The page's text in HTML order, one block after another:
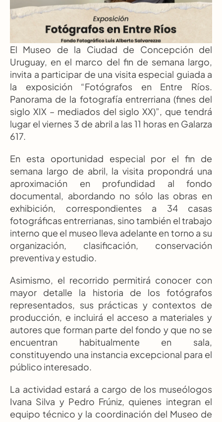
El Museo de la Ciudad de Concepción del
Uruguay, en el marco del fin de semana largo,
invita a participar de una visita especial guiada a
la exposición “Fotógrafos en Entre Ríos.
Panorama de la fotografía entrerriana (fines del
siglo XIX – mediados del siglo XX)”, que tendrá
lugar el viernes 3 de abril a las 11 horas en Galarza
617.
En esta oportunidad especial por el fin de
semana largo de abril, la visita propondrá una
aproximación en profundidad al fondo
documental, abordando no sólo las obras en
exhibición, correspondientes a 34 casas
fotográficas entrerrianas, sino también el trabajo
interno que el museo lleva adelante en torno a su
organización, clasificación, conservación
preventiva y estudio.
Asimismo, el recorrido permitirá conocer con
mayor detalle la historia de los fotógrafos
representados, sus prácticas y contextos de
producción, e incluirá el acceso a materiales y
autores que forman parte del fondo y que no se
encuentran habitualmente en sala,
constituyendo una instancia excepcional para el
público interesado.
La actividad estará a cargo de los museólogos
Ivana Silva y Pedro Frúniz, quienes integran el
equipo técnico y la coordinación del Museo de